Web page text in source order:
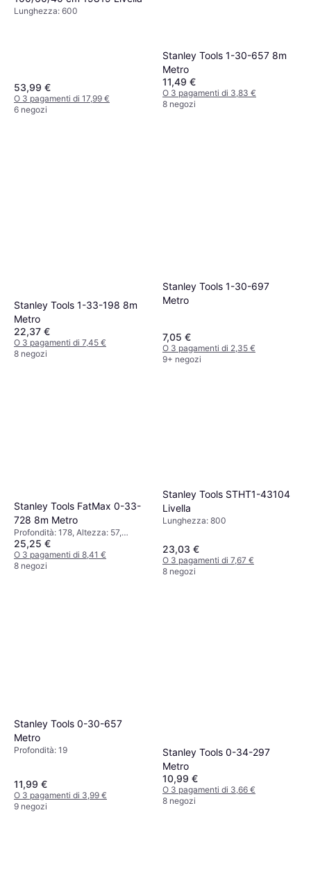
Lunghezza: 600
53,99 €
O 3 pagamenti di 17,99 €
6 negozi
Stanley Tools 1-30-657 8m
Metro
11,49 €
O 3 pagamenti di 3,83 €
8 negozi
Stanley Tools 1-33-198 8m
Metro
22,37 €
O 3 pagamenti di 7,45 €
8 negozi
Stanley Tools 1-30-697
Metro
7,05 €
O 3 pagamenti di 2,35 €
9+ negozi
Stanley Tools FatMax 0-33-
728 8m Metro
Profondità: 178, Altezza: 57,
Lunghezza: 180, Peso: 655
25,25 €
O 3 pagamenti di 8,41 €
8 negozi
Stanley Tools STHT1-43104
Livella
Lunghezza: 800
23,03 €
O 3 pagamenti di 7,67 €
8 negozi
Stanley Tools 0-30-657
Metro
Profondità: 19
11,99 €
O 3 pagamenti di 3,99 €
9 negozi
Stanley Tools 0-34-297
Metro
10,99 €
O 3 pagamenti di 3,66 €
8 negozi